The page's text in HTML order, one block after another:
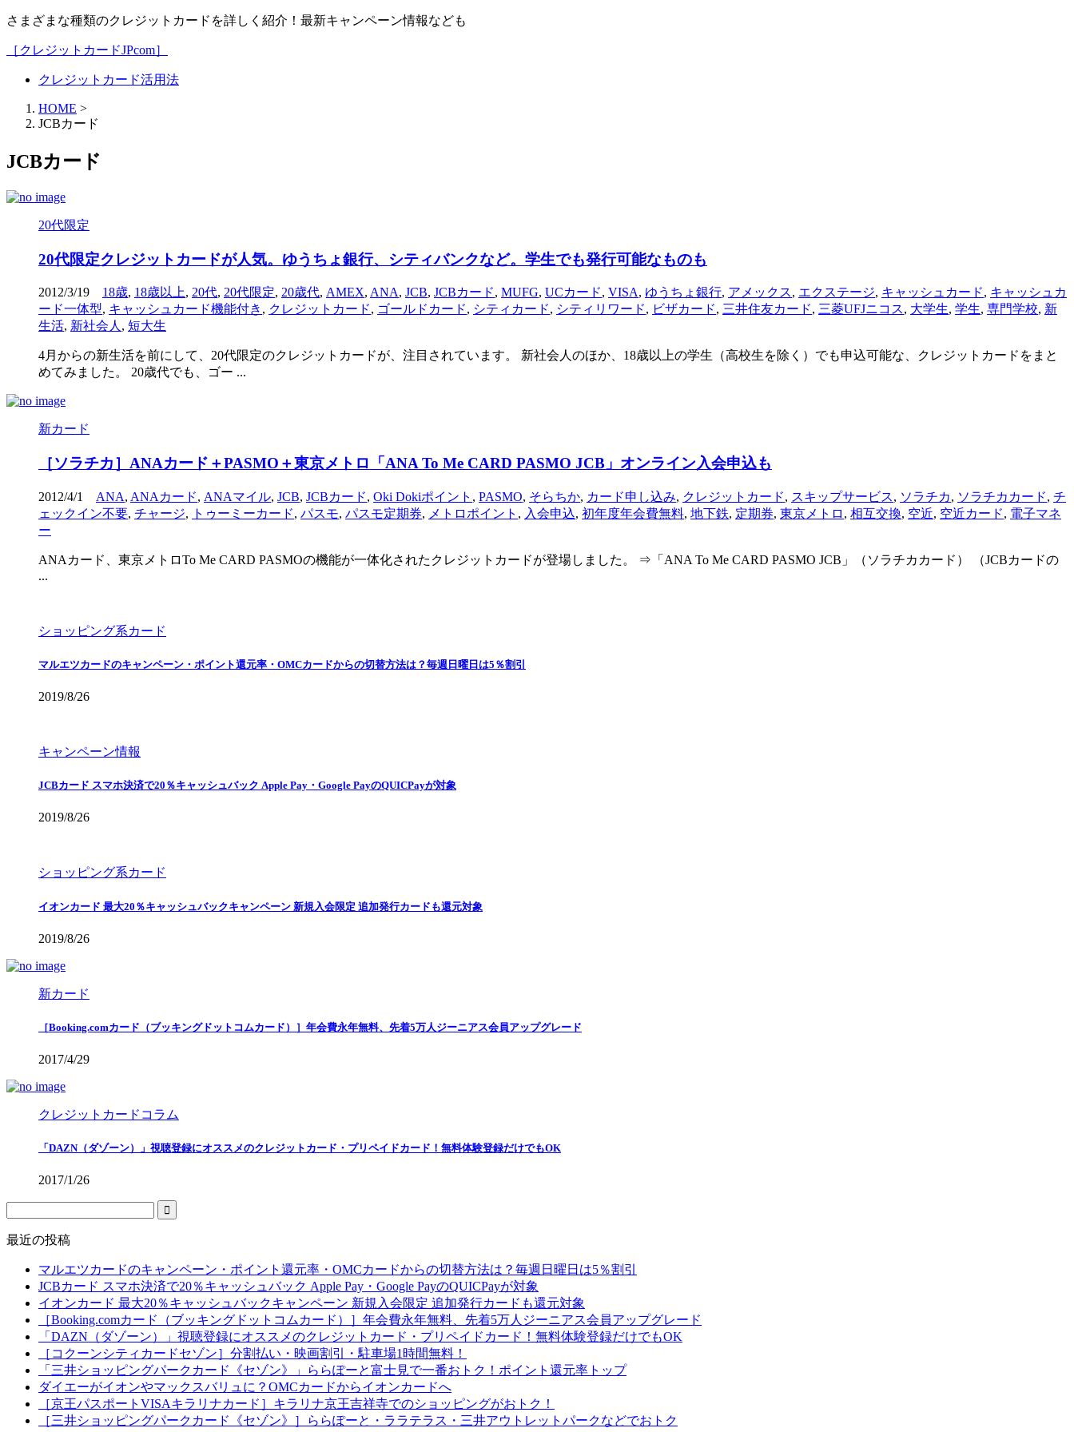
さまざまな種類のクレジットカードを詳しく紹介！最新キャンペーン情報なども
［クレジットカードJPcom］
クレジットカード活用法
HOME >
JCBカード
JCBカード
20代限定
20代限定クレジットカードが人気。ゆうちょ銀行、シティバンクなど。学生でも発行可能なものも
2012/3/19 18歳, 18歳以上, 20代, 20代限定, 20歳代, AMEX, ANA, JCB, JCBカード, MUFG, UCカード, VISA, ゆうちょ銀行, アメックス, エクステージ, キャッシュカード, キャッシュカ
ード一体型, キャッシュカード機能付き , クレジットカード, ゴールドカード, シティカード, シティリワード, ビザカード, 三井住友カード, 三菱UFJニコス, 大学生, 学生, 専門学校, 新
生活, 新社会人 , 短大生
4月からの新生活を前にして、20代限定のクレジットカードが、注目されています。 新社会人のほか、18歳以上の学生（高校生を除く）でも申込可能な、クレジットカードをまと
めてみました。 20歳代でも、ゴー ...
新カード
［ソラチカ］ANAカード＋PASMO＋東京メトロ「ANA To Me CARD PASMO JCB」オンライン入会申込も
2012/4/1 ANA, ANAカード, ANAマイル, JCB, JCBカード, Oki Dokiポイント , PASMO, そらちか, カード申し込み, クレジットカード, スキップサービス, ソラチカ, ソラチカカード, チ
ェックイン不要, チャージ, トゥーミーカード, パスモ, パスモ定期券, メトロポイント , 入会申込, 初年度年会費無料, 地下鉄, 定期券, 東京メトロ , 相互交換, 空近, 空近カード, 電子マネ
ー
ANAカード、東京メトロTo Me CARD PASMOの機能が一体化されたクレジットカードが登場しました。 ⇒「ANA To Me CARD PASMO JCB」（ソラチカカード） （JCBカードの
...
ショッピング系カード
マルエツカードのキャンペーン・ポイント還元率・OMCカードからの切替方法は？毎週日曜日は5％割引
2019/8/26
キャンペーン情報
JCBカード スマホ決済で20％キャッシュバック Apple Pay・Google PayのQUICPayが対象
2019/8/26
ショッピング系カード
イオンカード 最大20％キャッシュバックキャンペーン 新規入会限定 追加発行カードも還元対象
2019/8/26
新カード
［Booking.comカード（ブッキングドットコムカード）］年会費永年無料、先着5万人ジーニアス会員アップグレード
2017/4/29
クレジットカードコラム
「DAZN（ダゾーン）」視聴登録にオススメのクレジットカード・プリペイドカード！無料体験登録だけでもOK
2017/1/26
最近の投稿
マルエツカードのキャンペーン・ポイント還元率・OMCカードからの切替方法は？毎週日曜日は5％割引
JCBカード スマホ決済で20％キャッシュバック Apple Pay・Google PayのQUICPayが対象
イオンカード 最大20％キャッシュバックキャンペーン 新規入会限定 追加発行カードも還元対象
［Booking.comカード（ブッキングドットコムカード）］年会費永年無料、先着5万人ジーニアス会員アップグレード
「DAZN（ダゾーン）」視聴登録にオススメのクレジットカード・プリペイドカード！無料体験登録だけでもOK
［コクーンシティカードセゾン］分割払い・映画割引・駐車場1時間無料！
「三井ショッピングパークカード《セゾン》」ららぽーと富士見で一番おトク！ポイント還元率トップ
ダイエーがイオンやマックスバリュに？OMCカードからイオンカードへ
［京王パスポートVISAキラリナカード］キラリナ京王吉祥寺でのショッピングがおトク！
［三井ショッピングパークカード《セゾン》］ららぽーと・ララテラス・三井アウトレットパークなどでおトク